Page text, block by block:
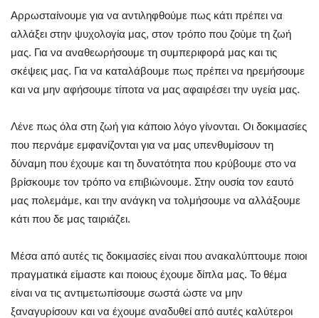
Αρρωσταίνουμε για να αντιληφθούμε πως κάτι πρέπει να
αλλάξει στην ψυχολογία μας, στον τρόπο που ζούμε τη ζωή
μας. Για να αναθεωρήσουμε τη συμπεριφορά μας και τις
σκέψεις μας. Για να καταλάβουμε πως πρέπει να ηρεμήσουμε
και να μην αφήσουμε τίποτα να μας αφαιρέσει την υγεία μας.
Λένε πως όλα στη ζωή για κάποιο λόγο γίνονται. Οι δοκιμασίες
που περνάμε εμφανίζονται για να μας υπενθυμίσουν τη
δύναμη που έχουμε και τη δυνατότητα που κρύβουμε στο να
βρίσκουμε τον τρόπο να επιβιώνουμε. Στην ουσία τον εαυτό
μας πολεμάμε, και την ανάγκη να τολμήσουμε να αλλάξουμε
κάτι που δε μας ταιριάζει.
Μέσα από αυτές τις δοκιμασίες είναι που ανακαλύπτουμε ποιοι
πραγματικά είμαστε και ποιους έχουμε δίπλα μας. Το θέμα
είναι να τις αντιμετωπίσουμε σωστά ώστε να μην
ξαναγυρίσουν και να έχουμε αναδυθεί από αυτές καλύτεροι